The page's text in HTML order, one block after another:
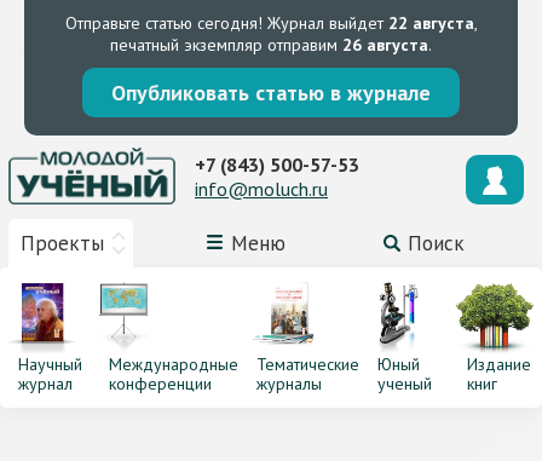
Отправьте статью сегодня! Журнал выйдет 22 августа,
печатный экземпляр отправим 26 августа.
Опубликовать статью в журнале
Проекты Меню Поиск
+7 (843) 500-57-53
info@moluch.ru
Научный
журнал
Международные
конференции
Тематические
журналы
Юный
ученый
Издание
книг